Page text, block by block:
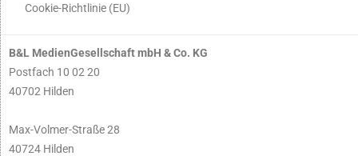
Cookie-Richtlinie (EU)
B&L MedienGesellschaft mbH & Co. KG
Postfach 10 02 20
40702 Hilden
Max-Volmer-Straße 28
40724 Hilden